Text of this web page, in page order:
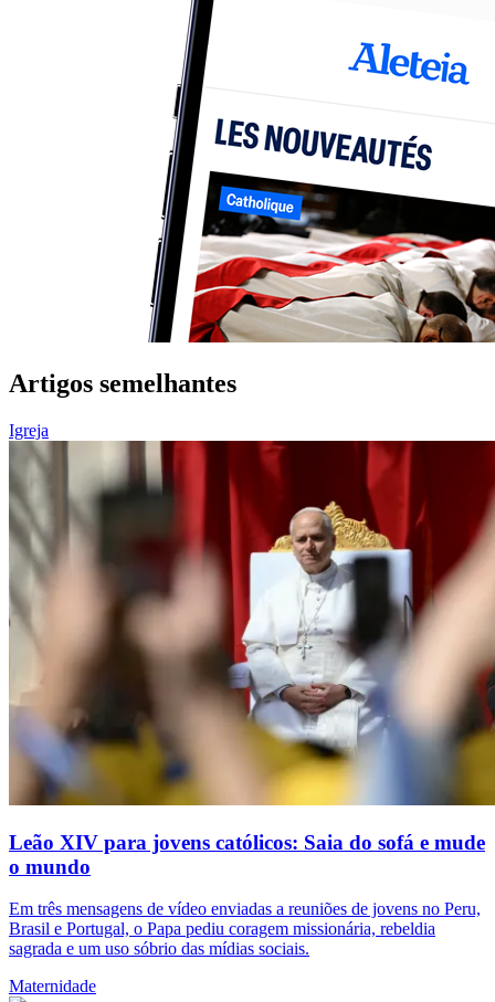
Artigos semelhantes
Igreja
Leão XIV para jovens católicos: Saia do sofá e mude
o mundo
Em três mensagens de vídeo enviadas a reuniões de jovens no Peru,
Brasil e Portugal, o Papa pediu coragem missionária, rebeldia
sagrada e um uso sóbrio das mídias sociais.
Maternidade